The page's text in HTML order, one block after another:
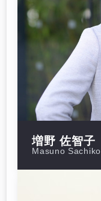
増野 佐智子
Masuno Sachiko